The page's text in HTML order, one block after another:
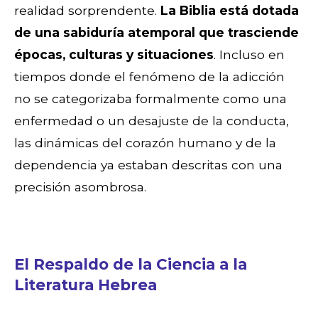
realidad sorprendente. La Biblia está dotada
de una sabiduría atemporal que trasciende
épocas, culturas y situaciones. Incluso en
tiempos donde el fenómeno de la adicción
no se categorizaba formalmente como una
enfermedad o un desajuste de la conducta,
las dinámicas del corazón humano y de la
dependencia ya estaban descritas con una
precisión asombrosa.
El Respaldo de la Ciencia a la
Literatura Hebrea